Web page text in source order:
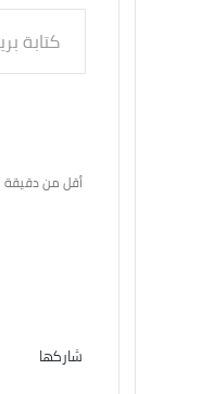
الإلكتروني...
أقل من دقيقة
شاركها